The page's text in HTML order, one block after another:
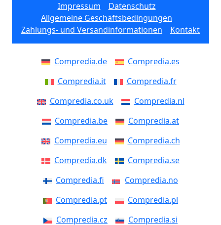
Impressum
Datenschutz
Allgemeine Geschäftsbedingungen
Zahlungs- und Versandinformationen
Kontakt
Compredia.de
Compredia.es
Compredia.it
Compredia.fr
Compredia.co.uk
Compredia.nl
Compredia.be
Compredia.at
Compredia.eu
Compredia.ch
Compredia.dk
Compredia.se
Compredia.fi
Compredia.no
Compredia.pt
Compredia.pl
Compredia.cz
Compredia.si